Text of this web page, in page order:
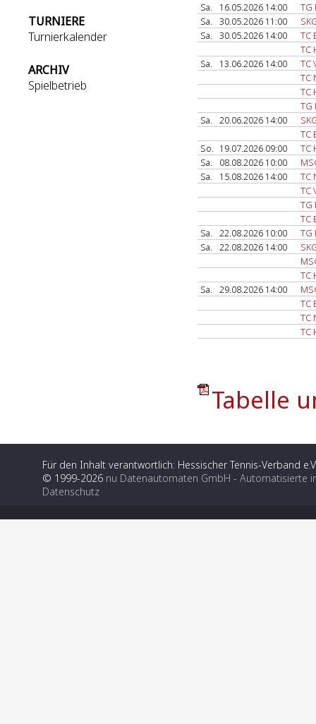
TURNIERE
Turnierkalender
ARCHIV
Spielbetrieb
Sa.
16.05.2026 14:00
TG
Sa.
30.05.2026 11:00
Sa.
30.05.2026 14:00
TC
TC
Sa.
13.06.2026 14:00
TC
TC
TC
TG
Sa.
20.06.2026 14:00
TC
So. 19.07.2026 09:00
TC
Sa.
08.08.2026 10:00
Sa.
15.08.2026 14:00
TC
TC
TG
TC
Sa.
22.08.2026 10:00
TG
Sa.
22.08.2026 14:00
TC
Sa.
29.08.2026 14:00
TC
TC
TC
Tabelle
Für den Inhalt verantwortlich: Hessischer Tennis-Verband
© 1999-2026 nu Datenautomaten GmbH - Automatisierte
Datenschutz